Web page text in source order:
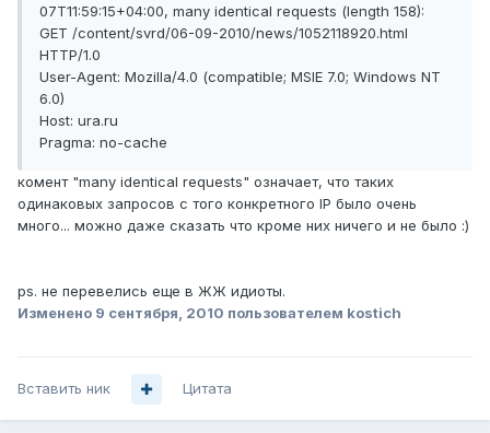
07T11:59:15+04:00, many identical requests (length 158):
GET /content/svrd/06-09-2010/news/1052118920.html
HTTP/1.0
User-Agent: Mozilla/4.0 (compatible; MSIE 7.0; Windows NT
6.0)
Host: ura.ru
Pragma: no-cache
комент "many identical requests" означает, что таких
одинаковых запросов с того конкретного IP было очень
много... можно даже сказать что кроме них ничего и не было :)
ps. не перевелись еще в ЖЖ идиоты.
Изменено 9 сентября, 2010 пользователем kostich
Вставить ник Цитата